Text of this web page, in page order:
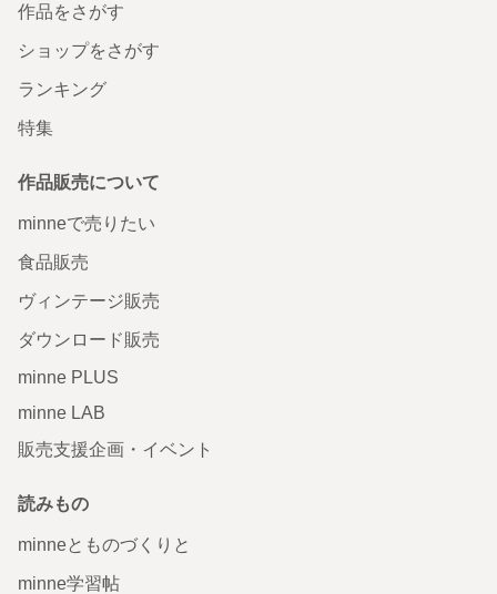
作品をさがす
ショップをさがす
ランキング
特集
作品販売について
minneで売りたい
食品販売
ヴィンテージ販売
ダウンロード販売
minne PLUS
minne LAB
販売支援企画・イベント
読みもの
minneとものづくりと
minne学習帖